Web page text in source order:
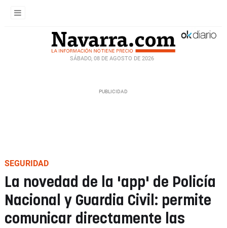
SÁBADO, 08 DE AGOSTO DE 2026
SEGURIDAD
La novedad de la 'app' de Policía
Nacional y Guardia Civil: permite
comunicar directamente las